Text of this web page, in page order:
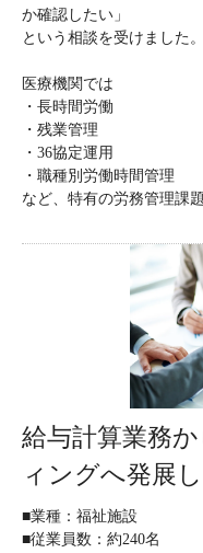
か確認したい」
という相談を受けました。
医療機関では
・長時間労働
・残業管理
・36協定運用
・職種別労働時間管理
など、特有の労務管理課
給与計算業務
ィングへ発展
■業種：福祉施設
■従業員数：約240名